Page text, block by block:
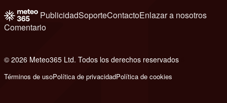
PublicidadSoporteContactoEnlazar a nosotros
Comentario
© 2026 Meteo365 Ltd. Todos los derechos reservados
Términos de usoPolítica de privacidadPolítica de cookies